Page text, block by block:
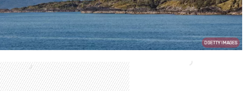
GETTY IMAGES